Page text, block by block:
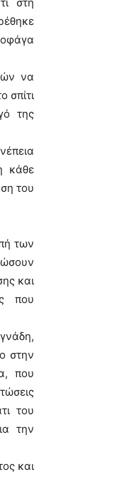
να
σπίτι
της
κάθε
του
των
και
που
στην
που
του
την
και